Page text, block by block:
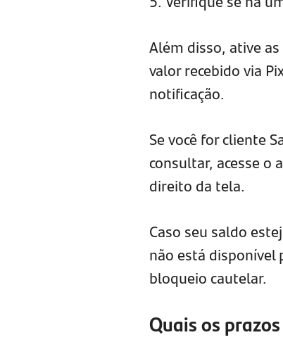
Além disso, ative
valor recebido via
notificação.
Se você for cliente
consultar, acesse o
direito da tela.
Caso seu saldo
não está disponível
bloqueio cautelar.
Quais os